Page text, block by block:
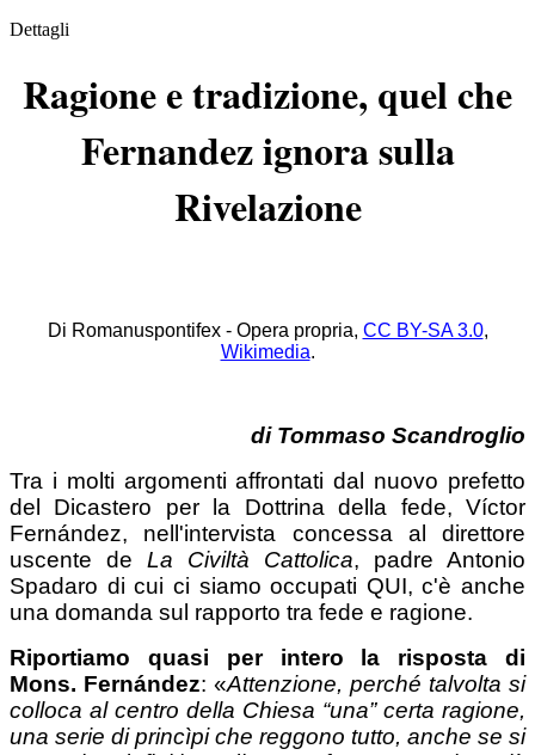
Dettagli
Ragione e tradizione, quel che
Fernandez ignora sulla
Rivelazione
Di Romanuspontifex - Opera propria, CC BY-SA 3.0,
Wikimedia.
di Tommaso Scandroglio
Tra i molti argomenti affrontati dal nuovo prefetto
del Dicastero per la Dottrina della fede, Víctor
Fernández, nell'intervista concessa al direttore
uscente de La Civiltà Cattolica, padre Antonio
Spadaro di cui ci siamo occupati QUI, c'è anche
una domanda sul rapporto tra fede e ragione.
Riportiamo quasi per intero la risposta di
Mons. Fernández: «Attenzione, perché talvolta si
colloca al centro della Chiesa “una” certa ragione,
una serie di princìpi che reggono tutto, anche se si